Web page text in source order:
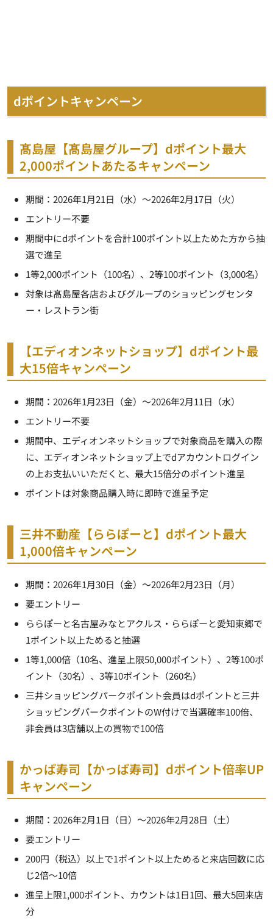
dポイントキャンペーン
髙島屋【髙島屋グループ】dポイント最大
2,000ポイントあたるキャンペーン
期間：2026年1月21日（水）～2026年2月17日（火）
エントリー不要
期間中にdポイントを合計100ポイント以上ためた方から抽
選で進呈
1等2,000ポイント（100名）、2等100ポイント（3,000名）
対象は髙島屋各店およびグループのショッピングセンタ
ー・レストラン街
【エディオンネットショップ】dポイント最
大15倍キャンペーン
期間：2026年1月23日（金）～2026年2月11日（水）
エントリー不要
期間中、エディオンネットショップで対象商品を購入の際
に、エディオンネットショップ上でdアカウントログイン
の上お支払いいただくと、最大15倍分のポイント進呈
ポイントは対象商品購入時に即時で進呈予定
三井不動産【ららぽーと】dポイント最大
1,000倍キャンペーン
期間：2026年1月30日（金）～2026年2月23日（月）
要エントリー
ららぽーと名古屋みなとアクルス・ららぽーと愛知東郷で
1ポイント以上ためると抽選
1等1,000倍（10名、進呈上限50,000ポイント）、2等100ポ
イント（30名）、3等10ポイント（260名）
三井ショッピングパークポイント会員はdポイントと三井
ショッピングパークポイントのW付けで当選確率100倍、
非会員は3店舗以上の買物で100倍
かっぱ寿司【かっぱ寿司】dポイント倍率UP
キャンペーン
期間：2026年2月1日（日）～2026年2月28日（土）
要エントリー
200円（税込）以上で1ポイント以上ためると来店回数に応
じ2倍～10倍
進呈上限1,000ポイント、カウントは1日1回、最大5回来店
分